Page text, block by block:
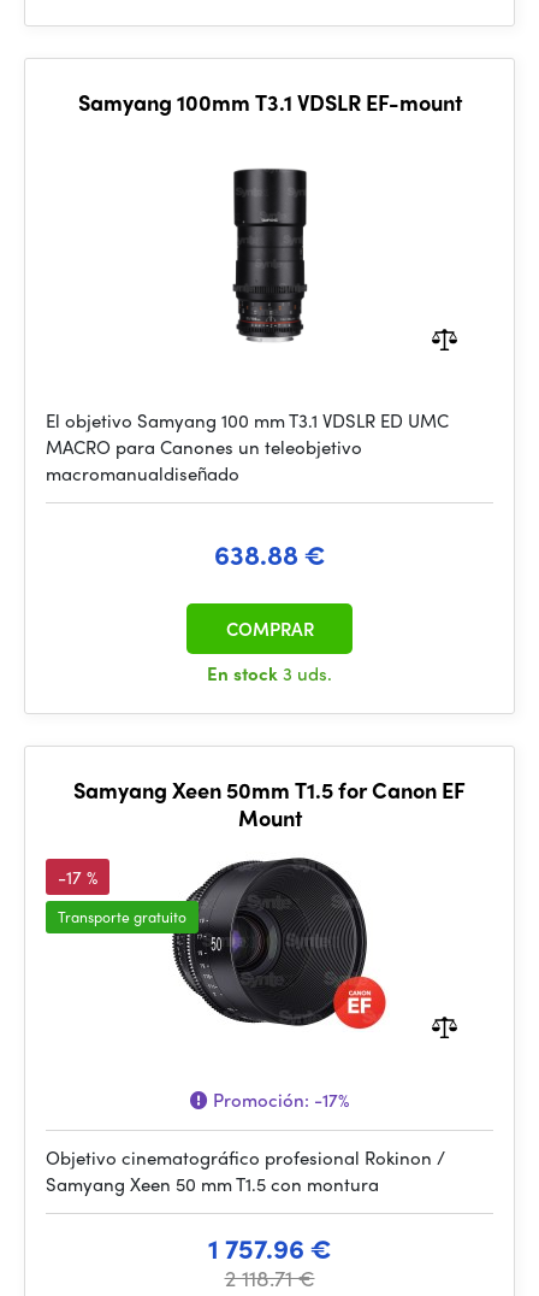
Samyang 100mm T3.1 VDSLR EF-mount
El objetivo Samyang 100 mm T3.1 VDSLR ED UMC
MACRO para Canones un teleobjetivo
macromanualdiseñado
638.88 €
En stock3 uds.
COMPRAR
Samyang Xeen 50mm T1.5 for Canon EF
Mount
-17 %
Transporte gratuito
Promoción: -17%
Objetivo cinematográfico profesional Rokinon /
Samyang Xeen 50 mm T1.5 con montura
1 757.96 €
2 118.71 €